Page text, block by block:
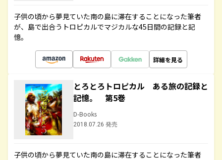
子供の頃から夢見ていた南の島に滞在することになった筆者
が、島で出合うトロピカルでマジカルな45日間の記録と記
憶。
詳細を見る
とろとろトロピカル ある旅の記録と
記憶。 第5巻
D-Books
2018.07.26 発売
子供の頃から夢見ていた南の島に滞在することになった筆者